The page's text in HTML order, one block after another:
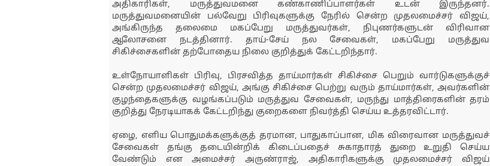
அதிகாரிகள், மருத்துவமனை கண்காணிப்பாளர்கள் உடன் இருந்தனர்.
மருத்துவமனையின் பல்வேறு பிரிவுகளுக்கு நேரில் சென்ற முதலமைச்சர் விஜய்,
அங்கிருந்த தலைமை மகப்பேறு மருத்துவர்கள், நிபுணர்களுடன் விரிவான
ஆலோசனை நடத்தினார். தாய்-சேய் நல சேவைகள், மகப்பேறு மருத்துவ
சிகிச்சைகளின் தற்போதைய நிலை குறித்துக் கேட்டறிந்தார்.
உள்நோயாளிகள் பிரிவு, பிரசவித்த தாய்மார்கள் சிகிச்சை பெறும் வார்டுகளுக்குச்
சென்ற முதலமைச்சர் விஜய், அங்கு சிகிச்சை பெற்று வரும் தாய்மார்கள், அவர்களின்
குழந்தைகளுக்கு வழங்கப்படும் மருத்துவ சேவைகள், மருந்து மாத்திரைகளின் தரம்
குறித்து நேரடியாகக் கேட்டறிந்து குறைகளை நிவர்த்தி செய்ய உத்தரவிட்டார்.
ஏழை, எளிய பொதுமக்களுக்குத் தரமான, பாதுகாப்பான, மிக விரைவான மருத்துவச்
சேவைகள் தங்கு தடையின்றிக் கிடைப்பதைச் சுகாதாரத் துறை உறுதி செய்ய
வேண்டும் என அமைச்சர் அருண்ராஜ், அதிகாரிகளுக்கு முதலமைச்சர் விஜய்